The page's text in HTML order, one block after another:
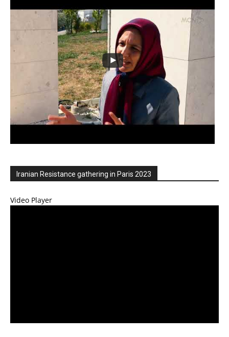
Iranian Resistance gathering in Paris 2023
Video Player